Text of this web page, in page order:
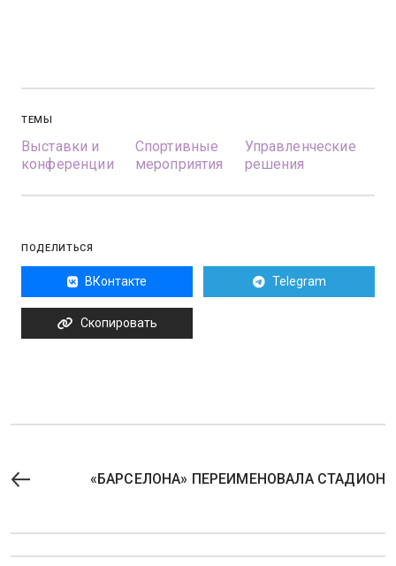
ТЕМЫ
Выставки и
конференции
Спортивные
мероприятия
Управленческие
решения
ПОДЕЛИТЬСЯ
ВКонтакте Telegram
Скопировать
«БАРСЕЛОНА» ПЕРЕИМЕНОВАЛА СТАДИОН